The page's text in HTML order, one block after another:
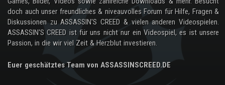
doch auch unser freundliches & niveauvolles Forum für Hilfe, Fragen &
Diskussionen zu ASSASSIN'S CREED & vielen anderen Videospielen.
ASSASSIN'S CREED ist für uns nicht nur ein Videospiel, es ist unsere
Passion, in die wir viel Zeit & Herzblut investieren.
Euer geschätztes Team von ASSASSINSCREED.DE